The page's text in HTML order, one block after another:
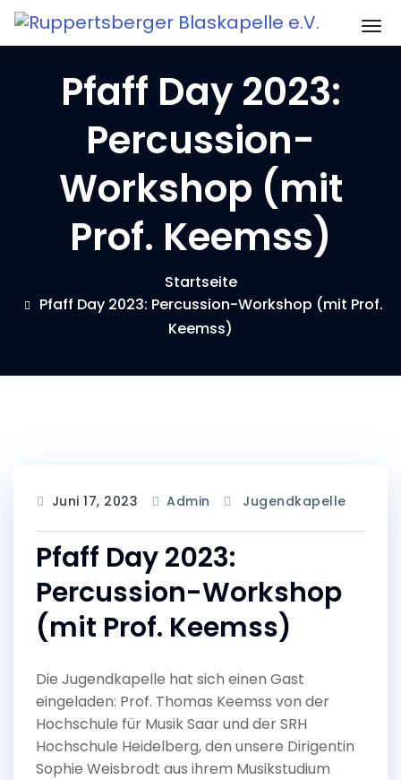
Zum
Inhalt
Pfaff Day 2023:
Percussion-
Workshop (mit
Prof. Keemss)
Startseite
Pfaff Day 2023: Percussion-Workshop (mit Prof.
Keemss)
Juni 17, 2023 Admin Jugendkapelle
Pfaff Day 2023:
Percussion-Workshop
(mit Prof. Keemss)
Die Jugendkapelle hat sich einen Gast
eingeladen: Prof. Thomas Keemss von der
Hochschule für Musik Saar und der SRH
Hochschule Heidelberg, den unsere Dirigentin
Sophie Weisbrodt aus ihrem Musikstudium